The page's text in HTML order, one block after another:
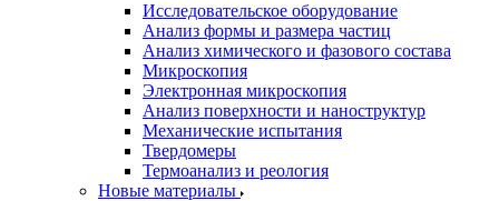
Исследовательское оборудование
Анализ формы и размера частиц
Анализ химического и фазового состава
Микроскопия
Электронная микроскопия
Анализ поверхности и наноструктур
Механические испытания
Твердомеры
Термоанализ и реология
Новые материалы